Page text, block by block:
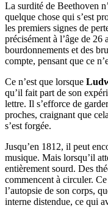
La surdité de Beethoven
quelque chose qui s’est
les premiers signes de
précisément à l’âge de 26
bourdonnements et des
compte, pensant que ce
Ce n’est que lorsque
qu’il fait part de son
lettre. Il s’efforce de
proches, craignant que
s’est forgée.
Jusqu’en 1812, il peut
musique. Mais lorsqu’il
entièrement sourd. Des
commencent à circuler. Ce
l’autopsie de son corps,
interne distendue, ce qui